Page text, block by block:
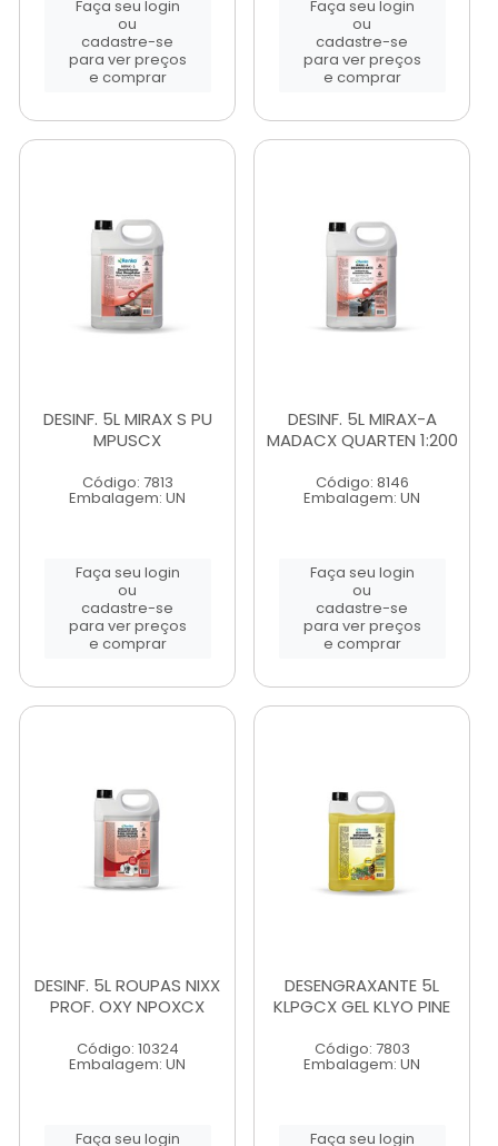
Faça seu login
ou
cadastre-se
para ver preços
e comprar
Faça seu login
ou
cadastre-se
para ver preços
e comprar
DESINF. 5L MIRAX S PU
MPUSCX
Código: 7813
Embalagem: UN
Faça seu login
ou
cadastre-se
para ver preços
e comprar
DESINF. 5L MIRAX-A
MADACX QUARTEN 1:200
Código: 8146
Embalagem: UN
Faça seu login
ou
cadastre-se
para ver preços
e comprar
DESINF. 5L ROUPAS NIXX
PROF. OXY NPOXCX
Código: 10324
Embalagem: UN
Faça seu login
DESENGRAXANTE 5L
KLPGCX GEL KLYO PINE
Código: 7803
Embalagem: UN
Faça seu login